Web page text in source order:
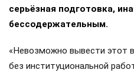
серьёзная подготовка,
бессодержательным.
«Невозможно вывести этот
без институциональной